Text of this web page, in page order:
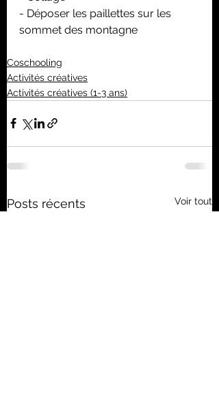
- Déposer les paillettes sur les
sommet des montagne
Coschooling
Activités créatives
Activités créatives (1-3 ans)
Posts récents Voir tout